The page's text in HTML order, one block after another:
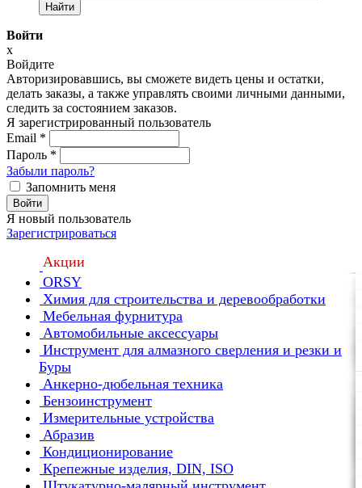
Найти
Войти
x
Войдите
Авторизировавшись, вы сможете видеть цены и остатки,
делать заказы, а также управлять своими личными данными,
следить за состоянием заказов.
Я зарегистрированный пользователь
Email *
Пароль *
Забыли пароль?
Запомнить меня
Войти
Я новый пользователь
Зарегистрироваться
Акции
ORSY
Химия для строительства и деревообработки
Мебельная фурнитура
Автомобильные аксессуары
Инструмент для алмазного сверления и резки и
Буры
Анкерно-дюбельная техника
Бензоинструмент
Измерительные устройства
Абразив
Кондиционирование
Крепежные изделия, DIN, ISO